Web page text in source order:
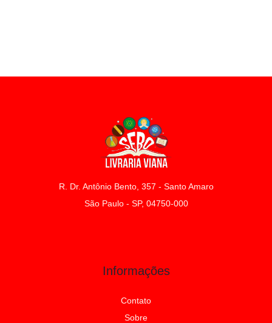
R. Dr. Antônio Bento, 357 - Santo Amaro
São Paulo - SP, 04750-000
Informações
Contato
Sobre